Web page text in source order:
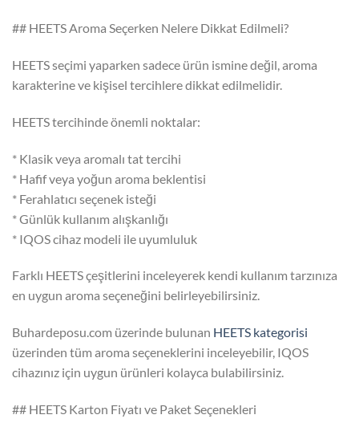
## HEETS Aroma Seçerken Nelere Dikkat Edilmeli?
HEETS seçimi yaparken sadece ürün ismine değil, aroma
karakterine ve kişisel tercihlere dikkat edilmelidir.
HEETS tercihinde önemli noktalar:
* Klasik veya aromalı tat tercihi
* Hafif veya yoğun aroma beklentisi
* Ferahlatıcı seçenek isteği
* Günlük kullanım alışkanlığı
* IQOS cihaz modeli ile uyumluluk
Farklı HEETS çeşitlerini inceleyerek kendi kullanım tarzınıza
en uygun aroma seçeneğini belirleyebilirsiniz.
Buhardeposu.com üzerinde bulunan HEETS kategorisi
üzerinden tüm aroma seçeneklerini inceleyebilir, IQOS
cihazınız için uygun ürünleri kolayca bulabilirsiniz.
## HEETS Karton Fiyatı ve Paket Seçenekleri